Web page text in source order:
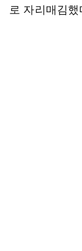
로 자리매김